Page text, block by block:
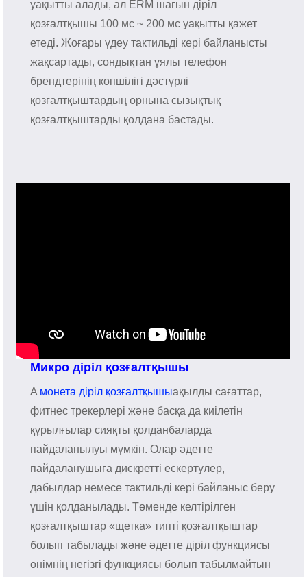
уақытты алады, ал ERM шағын діріл
қозғалтқышы 100 мс ~ 200 мс уақытты қажет
етеді. Жоғары үдеу тактильді кері байланысты
жақсартады, сондықтан ұялы телефон
брендтерінің көпшілігі дәстүрлі
қозғалтқыштардың орнына сызықтық
қозғалтқыштарды қолдана бастады.
Микро діріл қозғалтқышы
A монета діріл қозғалтқышыақылды сағаттар,
фитнес трекерлері және басқа да киілетін
құрылғылар сияқты қолданбаларда
пайдаланылуы мүмкін. Олар әдетте
пайдаланушыға дискретті ескертулер,
дабылдар немесе тактильді кері байланыс беру
үшін қолданылады. Төменде келтірілген
қозғалтқыштар «щетка» типті қозғалтқыштар
болып табылады және әдетте діріл функциясы
өнімнің негізгі функциясы болып табылмайтын